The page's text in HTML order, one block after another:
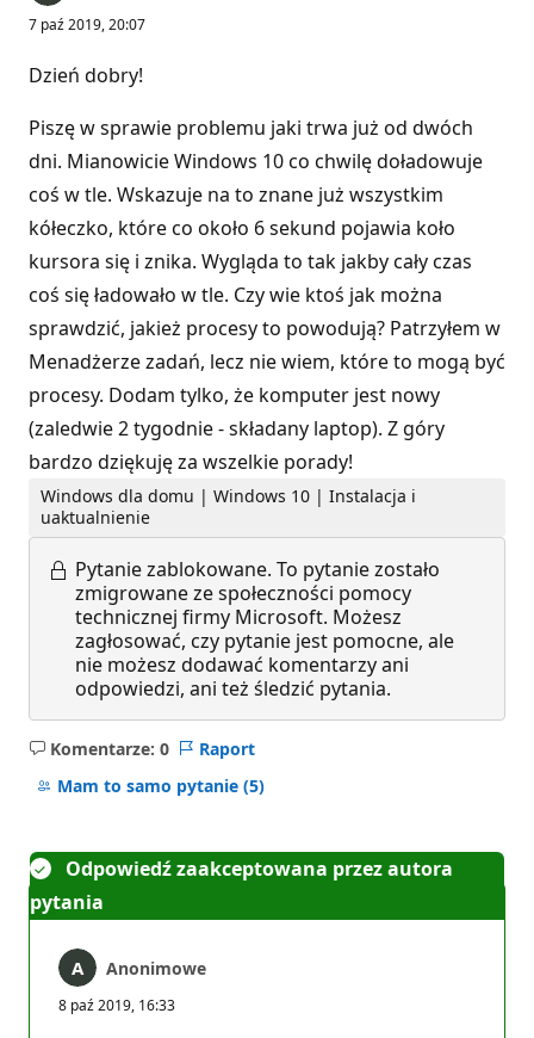
7 paź 2019, 20:07
Dzień dobry!
Piszę w sprawie problemu jaki trwa już od dwóch
dni. Mianowicie Windows 10 co chwilę doładowuje
coś w tle. Wskazuje na to znane już wszystkim
kółeczko, które co około 6 sekund pojawia koło
kursora się i znika. Wygląda to tak jakby cały czas
coś się ładowało w tle. Czy wie ktoś jak można
sprawdzić, jakież procesy to powodują? Patrzyłem w
Menadżerze zadań, lecz nie wiem, które to mogą być
procesy. Dodam tylko, że komputer jest nowy
(zaledwie 2 tygodnie - składany laptop). Z góry
bardzo dziękuję za wszelkie porady!
Windows dla domu | Windows 10 | Instalacja i
uaktualnienie
Pytanie zablokowane. To pytanie zostało
zmigrowane ze społeczności pomocy
technicznej firmy Microsoft. Możesz
zagłosować, czy pytanie jest pomocne, ale
nie możesz dodawać komentarzy ani
odpowiedzi, ani też śledzić pytania.
Komentarze: 0
Brak
komentarzy
Raport
Mam to samo pytanie (5)
Odpowiedź zaakceptowana przez autora
pytania
Anonimowe
8 paź 2019, 16:33